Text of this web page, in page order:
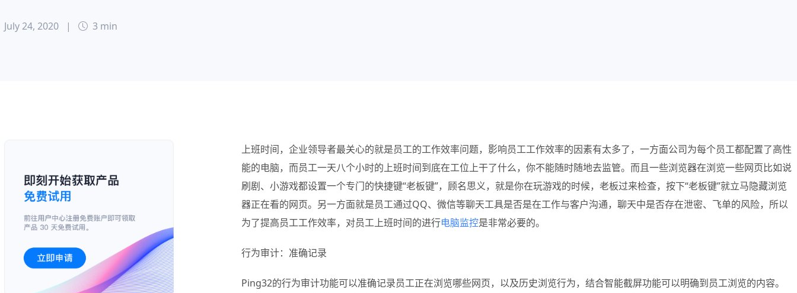
July 24, 2020 | 3 min
上班时间，企业领导者最关心的就是员工的工作效率问题，影响员工工作效率的因素有太多了，一方面公司为每个员工都配置了高性
能的电脑，而员工一天八个小时的上班时间到底在工位上干了什么，你不能随时随地去监管。 而且一些浏览器在浏览一些网页比如说
刷剧、小游戏都设置一个专门的快捷键“老板键”，顾名思义，就是你在玩游戏的时候，老板过来检查，按下“老板键”就立马隐藏浏览
器正在看的网页。另一方面就是员工通过QQ、微信等聊天工具是否是在工作与客户沟通，聊天中是否存在泄密、飞单的风险，所以
为了提高员工工作效率，对员工上班时间的进行电脑监控是非常必要的。
行为审计：准确记录
Ping32的行为审计功能可以准确记录员工正在浏览哪些网页，以及历史浏览行为，结合智能截屏功能可以明确到员工浏览的内容。